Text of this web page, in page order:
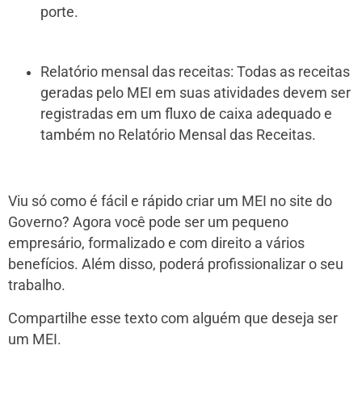
porte.
Relatório mensal das receitas: Todas as receitas
geradas pelo MEI em suas atividades devem ser
registradas em um fluxo de caixa adequado e
também no Relatório Mensal das Receitas.
Viu só como é fácil e rápido criar um MEI no site do
Governo? Agora você pode ser um pequeno
empresário, formalizado e com direito a vários
benefícios. Além disso, poderá profissionalizar o seu
trabalho.
Compartilhe esse texto com alguém que deseja ser
um MEI.